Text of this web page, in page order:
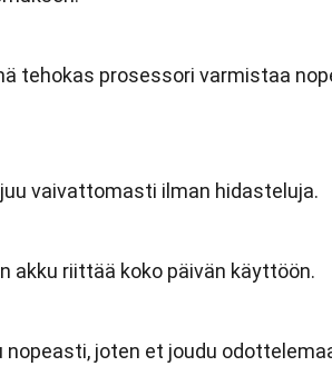
tehokas prosessori varmistaa
vaivattomasti ilman hidasteluja.
akku riittää koko päivän käyttöön.
nopeasti, joten et joudu